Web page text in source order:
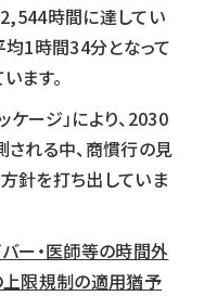
時間に達してい
均1時間34分となって
ます。
ージ」により、2030
れる中、商慣行の見
針を打ち出していま
ー・医師等の時間外
限規制の適用猶予